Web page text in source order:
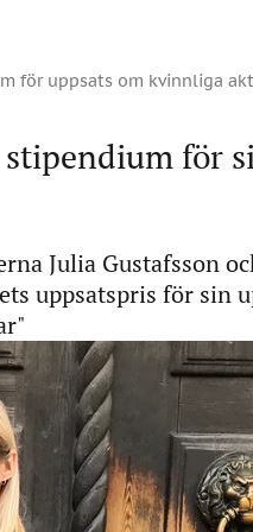
för uppsats om kvinnliga
för
Julia Gustafsson
uppsatspris för sin